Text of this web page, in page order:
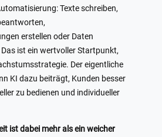
Texte schreiben,
erstellen oder Daten
ist ein wertvoller Startpunkt,
Der eigentliche
KI dazu beiträgt, Kunden besser
zu bedienen und individueller
ist dabei mehr als ein weicher